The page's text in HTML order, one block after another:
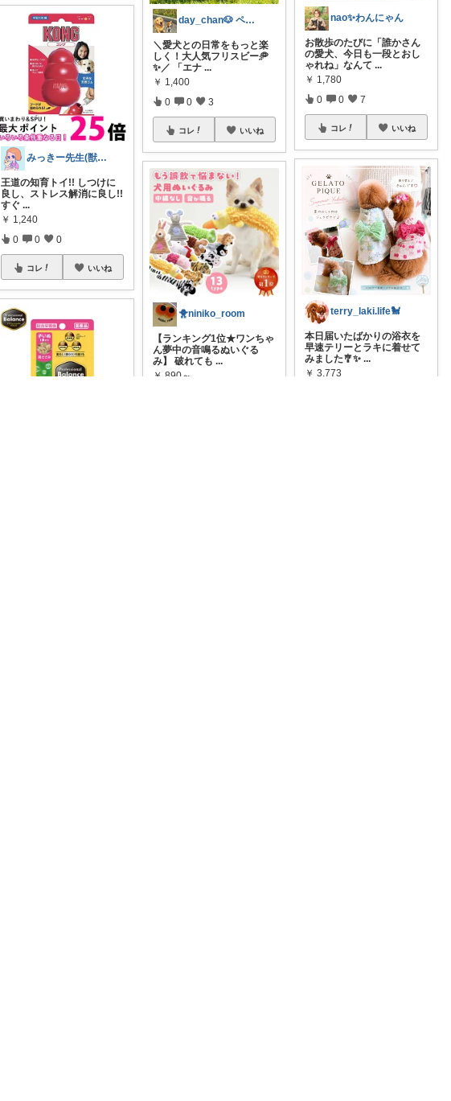
みっきー先生(獣医師)
王道の知育トイ!! しつけに
良し、ストレス解消に良し!!
すぐ ...
￥ 1,240
0 0 0
コレ いいね
day_chan🐶 ペットと快適暮らし
＼愛犬との日常をもっと楽
しく！大人気フリスビー🥏
✨／ 「エナ ...
￥ 1,400
0 0 3
コレ いいね
🐥niniko_room
【ランキング1位★ワンちゃ
ん夢中の音鳴るぬいぐる
み】 破れても ...
￥ 890～
nao︎✨わんにゃん
お散歩のたびに「誰かさん
の愛犬、今日も一段とおし
ゃれね」なんて ...
￥ 1,780
0 0 7
コレ いいね
terry_laki.life🐩
本日届いたばかりの浴衣を
早速テリーとラキに着せて
みました🎐✨ ...
￥ 3,773